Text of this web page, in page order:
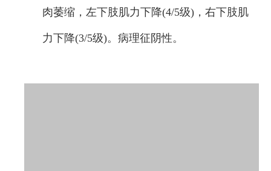
肉萎缩，左下肢肌力下降(4/5级)，右下肢肌
力下降(3/5级)。病理征阴性。